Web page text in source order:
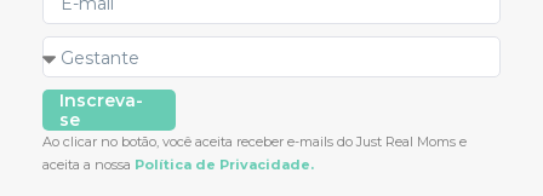
Inscreva-
se
Ao clicar no botão, você aceita receber e-mails do Just Real Moms e
aceita a nossa Política de Privacidade.